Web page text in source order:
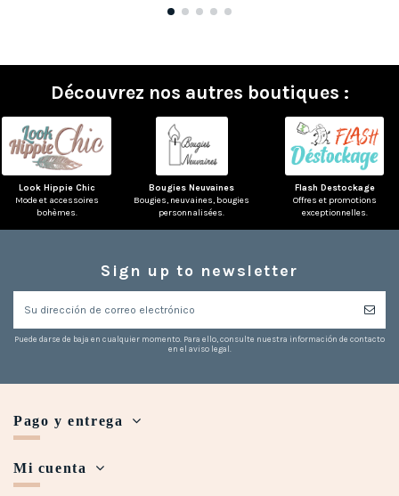
Découvrez nos autres boutiques :
Look Hippie Chic
Mode et accessoires
bohèmes.
Bougies Neuvaines
Bougies, neuvaines, bougies
personnalisées.
Flash Destockage
Offres et promotions
exceptionnelles.
Sign up to newsletter
Puede darse de baja en cualquier momento. Para ello, consulte nuestra información de contacto
en el aviso legal.
Pago y entrega
Mi cuenta